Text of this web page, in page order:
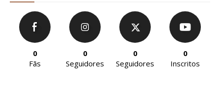
0
Fãs
0
Seguidores
0
Seguidores
0
Inscritos